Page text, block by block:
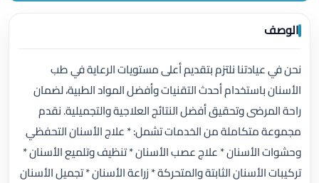
الوصف
نحن في عيادتنا نلتزم بتقديم أعلى مستويات الرعاية في طب
الأسنان باستخدام أحدث التقنيات وأفضل المواد الطبية، لضمان
راحة المرضى وتحقيق أفضل النتائج العلاجية والتجميلية. نقدم
مجموعة متكاملة من الخدمات تشمل: * علاج الأسنان التحفظي
وحشوات الأسنان * علاج عصب الأسنان * تنظيف وتلميع الأسنان *
تركيبات الأسنان الثابتة والمتحركة * زراعة الأسنان * تجميل الأسنان